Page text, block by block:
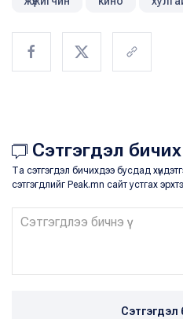
Сэтгэгдэл
Та сэтгэгдэл бичихдээ бусдад
сэтгэгдлийг Peak.mn сайт устгах
Сэтгэгдэл